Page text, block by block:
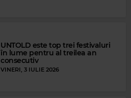
UNTOLD este top trei festivaluri
în lume pentru al treilea an
consecutiv
VINERI, 3 IULIE 2026